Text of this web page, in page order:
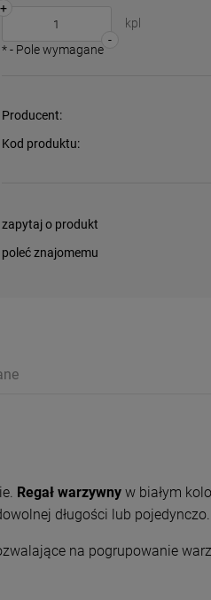
-
+
kpl
*- Pole wymagane
Producent:
Kod produktu:
zapytaj o produkt
poleć znajomemu
Regał warzywny w białym
długości lub pojedynczo.
na pogrupowanie